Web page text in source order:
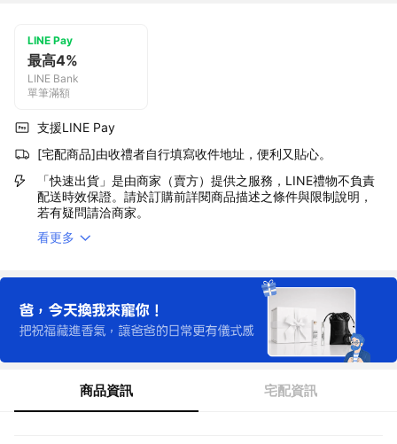
LINE Pay
最高4%
LINE Bank
單筆滿額
支援LINE Pay
[宅配商品]由收禮者自行填寫收件地址，便利又貼心。
「快速出貨」是由商家（賣方）提供之服務，LINE禮物不負責
配送時效保證。請於訂購前詳閱商品描述之條件與限制說明，
若有疑問請洽商家。
看更多
商品資訊 宅配資訊